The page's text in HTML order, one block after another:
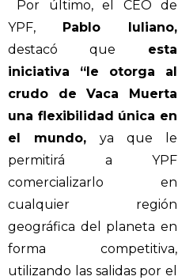
Por último, el CEO de
YPF,
Pablo Iuliano,
destacó que esta
iniciativa “le otorga al
crudo de Vaca Muerta
una flexibilidad única en
el mundo, ya que le
permitirá a YPF
comercializarlo en
cualquier región
geográfica del planeta en
forma competitiva,
utilizando las salidas por el